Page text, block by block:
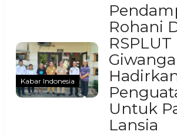
Kabar Indonesia
Rohani
RSPLUT
Untuk
Lansia